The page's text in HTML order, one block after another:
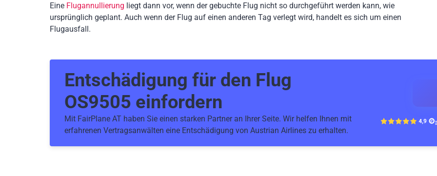
Eine Flugannullierung liegt dann vor, wenn der gebuchte Flug nicht so durchgeführt werden kann, wie
ursprünglich geplant. Auch wenn der Flug auf einen anderen Tag verlegt wird, handelt es sich um einen
Flugausfall.
Entschädigung für den Flug
OS9505 einfordern
Mit FairPlane AT haben Sie einen starken Partner an Ihrer Seite. Wir helfen Ihnen mit
erfahrenen Vertragsanwälten eine Entschädigung von Austrian Airlines zu erhalten.